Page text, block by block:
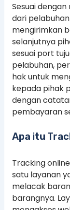
Sesuai
dari
mengirimkan
selanjutnya
sesuai port
pelabuhan,
hak untuk
kepada pihak
dengan
pembayaran
Apa itu
Tracking
satu layanan
melacak
barangnya.